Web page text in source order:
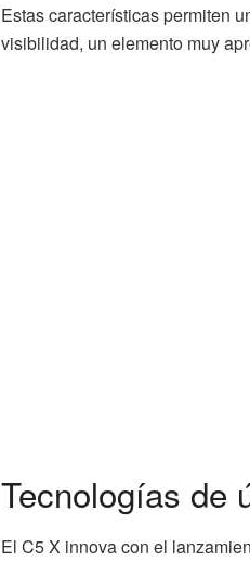
Estas características permiten
visibilidad, un elemento muy
Tecnologías de
El C5 X innova con el